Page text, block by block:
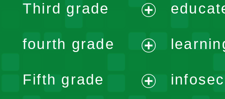
menu
Third grade
menu
fourth grade
menu
Fifth grade